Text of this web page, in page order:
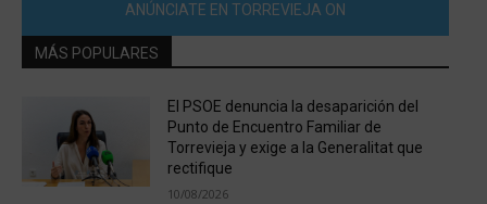
ANÚNCIATE EN TORREVIEJA ON
MÁS POPULARES
El PSOE denuncia la desaparición del
Punto de Encuentro Familiar de
Torrevieja y exige a la Generalitat que
rectifique
10/08/2026